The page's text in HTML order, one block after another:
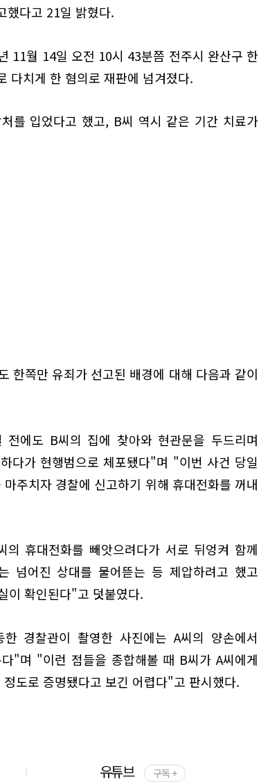
했다고 21일 밝혔다.
11월 14일 오전 10시 43분쯤 전주시 완산구 한
다치게 한 혐의로 재판에 넘겨졌다.
를 입었다고 했고, B씨 역시 같은 기간 치료가
한쪽만 유죄가 선고된 배경에 대해 다음과 같이
에도 B씨의 집에 찾아와 현관문을 두드리며
다가 현행범으로 체포됐다"며 "이번 사건 당일
주치자 경찰에 신고하기 위해 휴대전화를 꺼내
휴대전화를 빼앗으려다가 서로 뒤엉켜 함께
넘어진 상대를 물어뜯는 등 제압하려고 했고
이 확인된다"고 덧붙였다.
경찰관이 촬영한 사진에는 A씨의 양손에서
"며 "이런 점들을 종합해볼 때 B씨가 A씨에게
도로 증명됐다고 보긴 어렵다"고 판시했다.
유튜브 구독 +